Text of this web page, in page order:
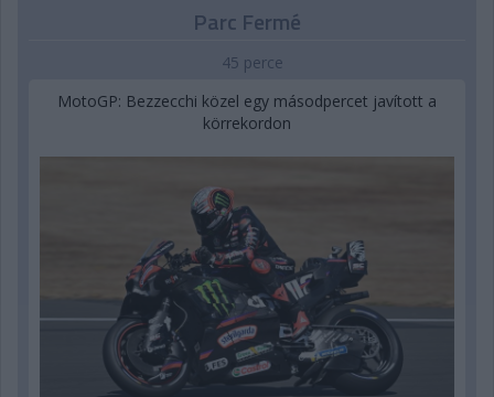
Parc Fermé
45 perce
MotoGP: Bezzecchi közel egy másodpercet javított a
körrekordon